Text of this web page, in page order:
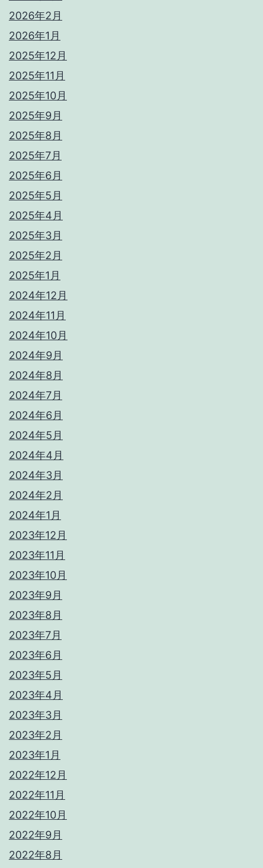
2026年2月
2026年1月
2025年12月
2025年11月
2025年10月
2025年9月
2025年8月
2025年7月
2025年6月
2025年5月
2025年4月
2025年3月
2025年2月
2025年1月
2024年12月
2024年11月
2024年10月
2024年9月
2024年8月
2024年7月
2024年6月
2024年5月
2024年4月
2024年3月
2024年2月
2024年1月
2023年12月
2023年11月
2023年10月
2023年9月
2023年8月
2023年7月
2023年6月
2023年5月
2023年4月
2023年3月
2023年2月
2023年1月
2022年12月
2022年11月
2022年10月
2022年9月
2022年8月